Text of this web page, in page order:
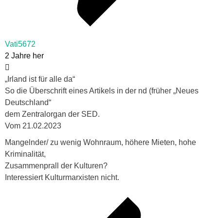
Vati5672
2 Jahre her
„Irland ist für alle da“
So die Überschrift eines Artikels in der nd (früher „Neues
Deutschland“
dem Zentralorgan der SED.
Vom 21.02.2023
Mangelnder/ zu wenig Wohnraum, höhere Mieten, hohe
Kriminalität,
Zusammenprall der Kulturen?
Interessiert Kulturmarxisten nicht.